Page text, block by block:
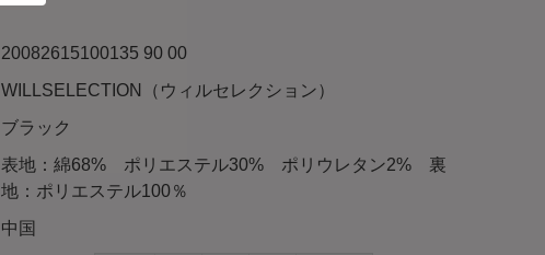
20082615100135 90 00
WILLSELECTION（ウィルセレクション）
ブラック
表地：綿68% ポリエステル30% ポリウレタン2% 裏
地：ポリエステル100％
中国